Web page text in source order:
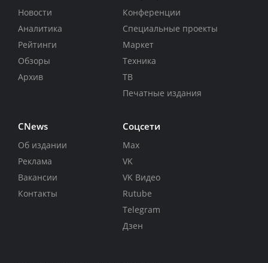
Новости
Аналитика
Рейтинги
Обзоры
Архив
Конференции
Специальные проекты
Маркет
Техника
ТВ
Печатные издания
CNews
Об издании
Реклама
Вакансии
Контакты
Соцсети
Max
VK
VK Видео
Rutube
Telegram
Дзен